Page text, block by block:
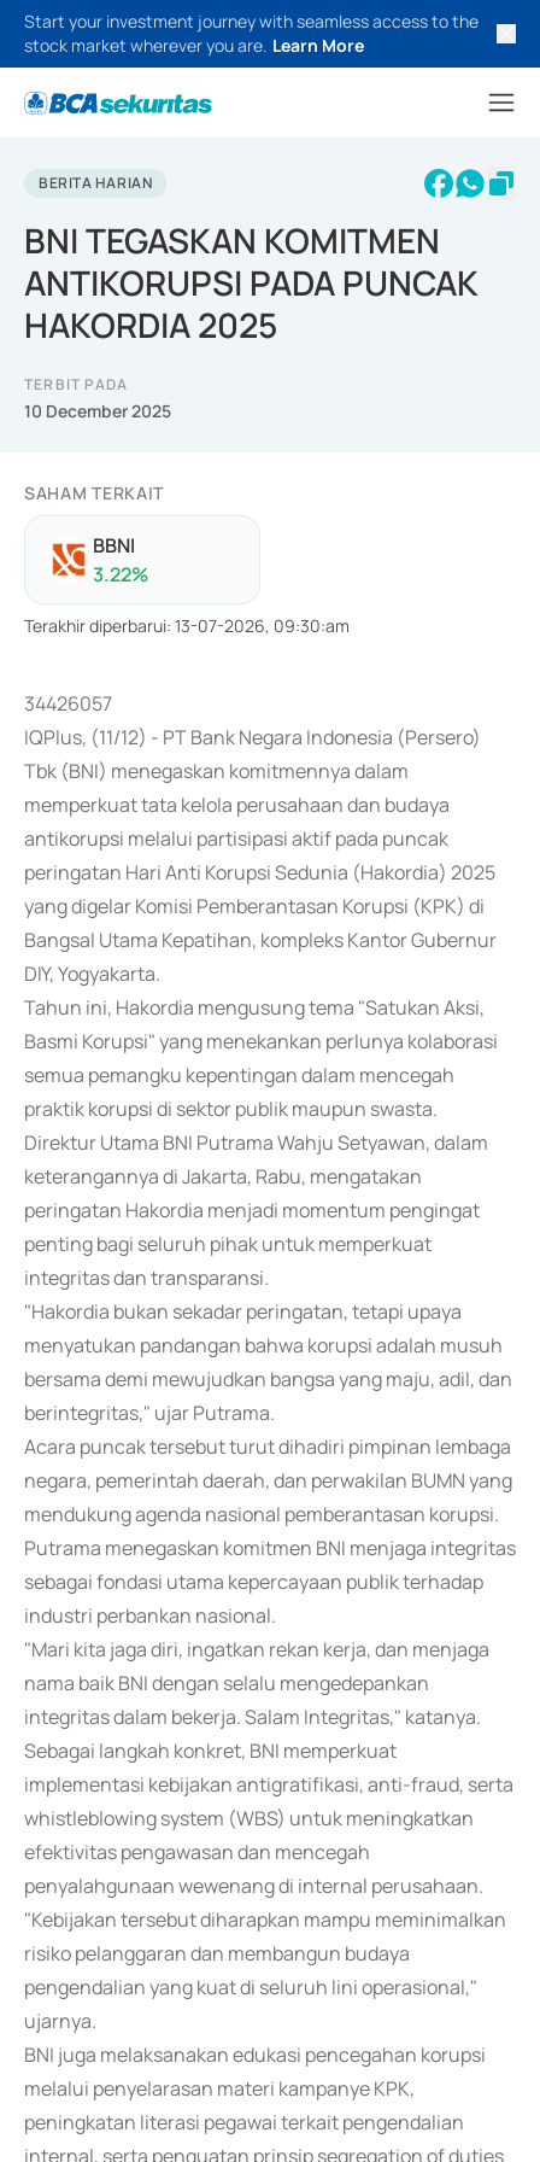
Start your investment journey with seamless access to the
stock market wherever you are. Learn More
BERITA HARIAN
BNI TEGASKAN KOMITMEN
ANTIKORUPSI PADA PUNCAK
HAKORDIA 2025
TERBIT PADA
10 December 2025
SAHAM TERKAIT
BBNI
3.22%
Terakhir diperbarui: 13-07-2026, 09:30:am
34426057
IQPlus, (11/12) - PT Bank Negara Indonesia (Persero)
Tbk (BNI) menegaskan komitmennya dalam
memperkuat tata kelola perusahaan dan budaya
antikorupsi melalui partisipasi aktif pada puncak
peringatan Hari Anti Korupsi Sedunia (Hakordia) 2025
yang digelar Komisi Pemberantasan Korupsi (KPK) di
Bangsal Utama Kepatihan, kompleks Kantor Gubernur
DIY, Yogyakarta.
Tahun ini, Hakordia mengusung tema "Satukan Aksi,
Basmi Korupsi" yang menekankan perlunya kolaborasi
semua pemangku kepentingan dalam mencegah
praktik korupsi di sektor publik maupun swasta.
Direktur Utama BNI Putrama Wahju Setyawan, dalam
keterangannya di Jakarta, Rabu, mengatakan
peringatan Hakordia menjadi momentum pengingat
penting bagi seluruh pihak untuk memperkuat
integritas dan transparansi.
"Hakordia bukan sekadar peringatan, tetapi upaya
menyatukan pandangan bahwa korupsi adalah musuh
bersama demi mewujudkan bangsa yang maju, adil, dan
berintegritas," ujar Putrama.
Acara puncak tersebut turut dihadiri pimpinan lembaga
negara, pemerintah daerah, dan perwakilan BUMN yang
mendukung agenda nasional pemberantasan korupsi.
Putrama menegaskan komitmen BNI menjaga integritas
sebagai fondasi utama kepercayaan publik terhadap
industri perbankan nasional.
"Mari kita jaga diri, ingatkan rekan kerja, dan menjaga
nama baik BNI dengan selalu mengedepankan
integritas dalam bekerja. Salam Integritas," katanya.
Sebagai langkah konkret, BNI memperkuat
implementasi kebijakan antigratifikasi, anti-fraud, serta
whistleblowing system (WBS) untuk meningkatkan
efektivitas pengawasan dan mencegah
penyalahgunaan wewenang di internal perusahaan.
"Kebijakan tersebut diharapkan mampu meminimalkan
risiko pelanggaran dan membangun budaya
pengendalian yang kuat di seluruh lini operasional,"
ujarnya.
BNI juga melaksanakan edukasi pencegahan korupsi
melalui penyelarasan materi kampanye KPK,
peningkatan literasi pegawai terkait pengendalian
internal, serta penguatan prinsip segregation of duties